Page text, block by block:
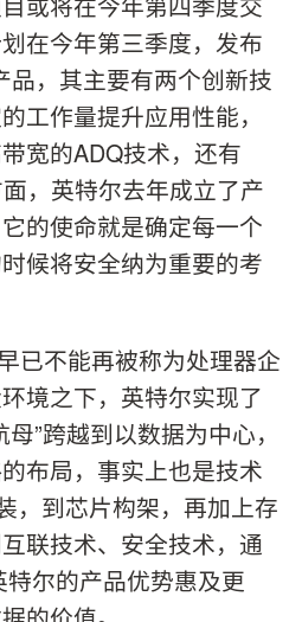
在今年第三季度，发布
品，其主要有两个创新技
工作量提升应用性能，
宽的ADQ技术，还有
，英特尔去年成立了产
的使命就是确定每一个
候将安全纳为重要的考
已不能再被称为处理器企
境之下，英特尔实现了
”跨越到以数据为中心，
布局，事实上也是技术
，到芯片构架，再加上存
联技术、安全技术，通
尔的产品优势惠及更